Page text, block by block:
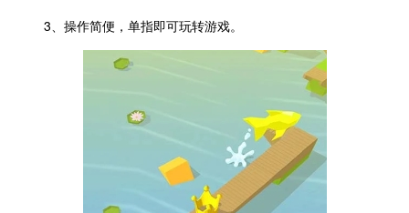
3、操作简便，单指即可玩转游戏。